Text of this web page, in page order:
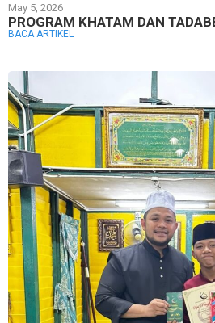
May 5, 2026
PROGRAM KHATAM DAN
BACA ARTIKEL